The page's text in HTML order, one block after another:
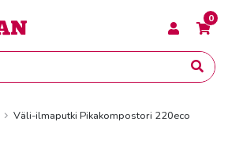
0
Väli-ilmaputki Pikakompostori 220eco